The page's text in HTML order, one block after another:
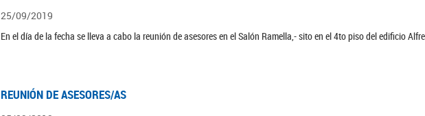
25/09/2019
En el día de la fecha se lleva a cabo la reunión de asesores en el Salón Ramella,- sito en el 4to piso del edificio
REUNIÓN DE ASESORES/AS